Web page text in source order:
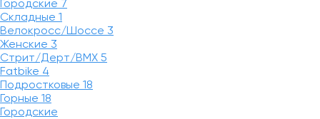
Городские 7
Складные 1
Велокросс/Шоссе 3
Женские 3
Стрит/Дерт/BMX 5
Fatbike 4
Подростковые 18
Горные 18
Городские